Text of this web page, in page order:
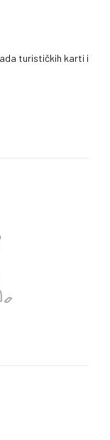
turističkih karti i